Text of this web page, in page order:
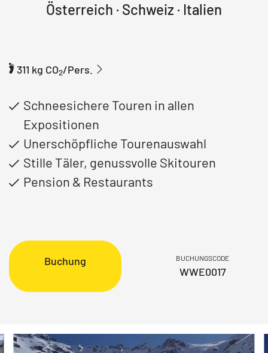
Österreich · Schweiz · Italien
311 kg CO2/Pers.
Schneesichere Touren in allen
Expositionen
Unerschöpfliche Tourenauswahl
Stille Täler, genussvolle Skitouren
Pension & Restaurants
Buchung BUCHUNGSCODE
WWE0017